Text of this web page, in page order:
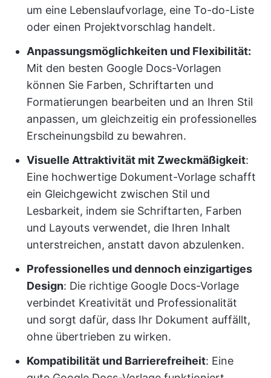
um eine Lebenslaufvorlage, eine To-do-Liste
oder einen Projektvorschlag handelt.
Anpassungsmöglichkeiten und Flexibilität:
Mit den besten Google Docs-Vorlagen
können Sie Farben, Schriftarten und
Formatierungen bearbeiten und an Ihren Stil
anpassen, um gleichzeitig ein professionelles
Erscheinungsbild zu bewahren.
Visuelle Attraktivität mit Zweckmäßigkeit:
Eine hochwertige Dokument-Vorlage schafft
ein Gleichgewicht zwischen Stil und
Lesbarkeit, indem sie Schriftarten, Farben
und Layouts verwendet, die Ihren Inhalt
unterstreichen, anstatt davon abzulenken.
Professionelles und dennoch einzigartiges
Design: Die richtige Google Docs-Vorlage
verbindet Kreativität und Professionalität
und sorgt dafür, dass Ihr Dokument auffällt,
ohne übertrieben zu wirken.
Kompatibilität und Barrierefreiheit: Eine